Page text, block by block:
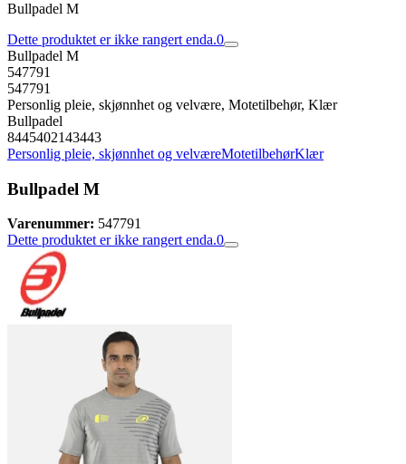
Bullpadel M
Dette produktet er ikke rangert enda.0
Bullpadel M
547791
547791
Personlig pleie, skjønnhet og velvære, Motetilbehør, Klær
Bullpadel
8445402143443
Personlig pleie, skjønnhet og velværeMotetilbehørKlær
Bullpadel M
Varenummer: 547791
Dette produktet er ikke rangert enda.0